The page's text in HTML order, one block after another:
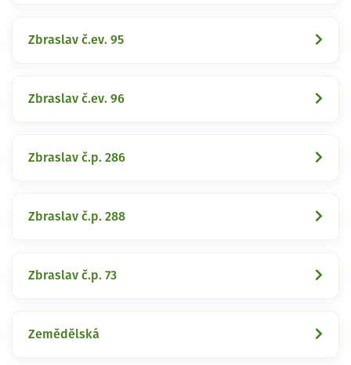
Zbraslav č.ev. 95
Zbraslav č.ev. 96
Zbraslav č.p. 286
Zbraslav č.p. 288
Zbraslav č.p. 73
Zemědělská